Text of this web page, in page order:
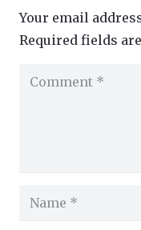
Your email
Required fields